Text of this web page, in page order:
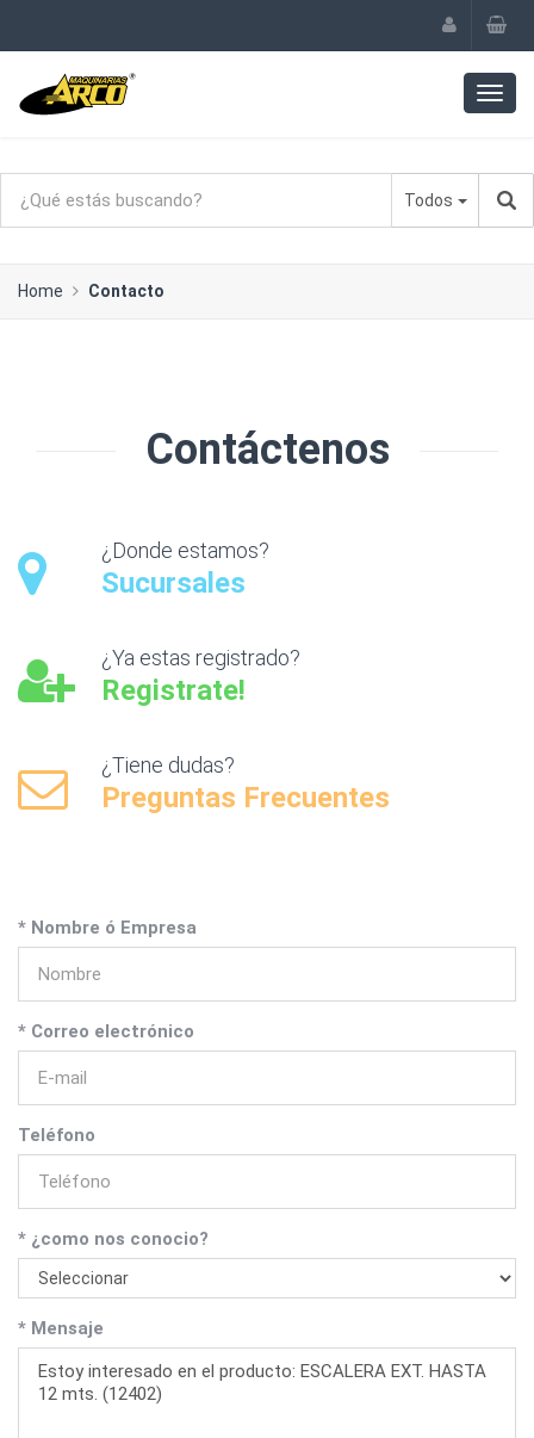
Todos
Home Contacto
Contáctenos
¿Donde estamos?
Sucursales
¿Ya estas registrado?
Registrate!
¿Tiene dudas?
Preguntas Frecuentes
* Nombre ó Empresa
* Correo electrónico
Teléfono
* ¿como nos conocio?
* Mensaje